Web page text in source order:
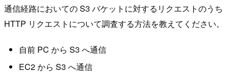
通信経路においての S3 バケットに対するリクエストのうち
HTTP リクエストについて調査する方法を教えてください。
自前 PC から S3 へ通信
EC2 から S3 へ通信